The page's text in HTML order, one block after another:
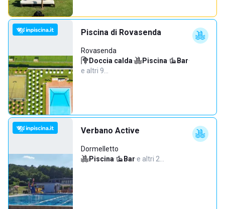
Piscina di Rovasenda
Rovasenda
Doccia calda· Piscina· Bar·
e altri 9…
Verbano Active
Dormelletto
Piscina· Bar·e altri 2…